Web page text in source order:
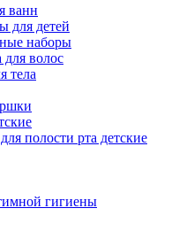
ванн
для детей
наборы
для волос
тела
полости рта детские
гигиены